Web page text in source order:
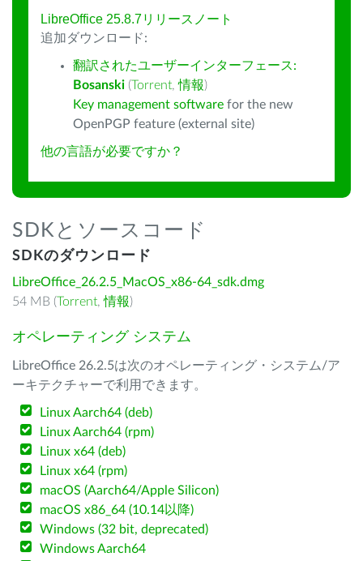
LibreOffice 25.8.7リリースノート
追加ダウンロード:
翻訳されたユーザーインターフェース:
Bosanski (Torrent,情報)
Key management software for the new
OpenPGP feature (external site)
他の言語が必要ですか？
SDKとソースコード
SDKのダウンロード
LibreOffice_26.2.5_MacOS_x86-64_sdk.dmg
54 MB (Torrent,情報)
オペレーティング システム
LibreOffice 26.2.5は次のオペレーティング・システム/ア
ーキテクチャーで利用できます。
Linux Aarch64 (deb)
Linux Aarch64 (rpm)
Linux x64 (deb)
Linux x64 (rpm)
macOS (Aarch64/Apple Silicon)
macOS x86_64 (10.14以降)
Windows (32 bit, deprecated)
Windows Aarch64